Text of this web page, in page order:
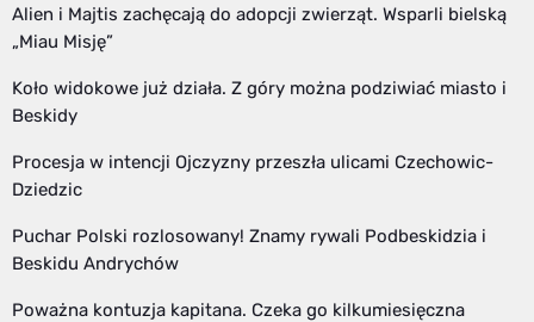
Alien i Majtis zachęcają do adopcji zwierząt. Wsparli bielską
„Miau Misję”
Koło widokowe już działa. Z góry można podziwiać miasto i
Beskidy
Procesja w intencji Ojczyzny przeszła ulicami Czechowic-
Dziedzic
Puchar Polski rozlosowany! Znamy rywali Podbeskidzia i
Beskidu Andrychów
Poważna kontuzja kapitana. Czeka go kilkumiesięczna